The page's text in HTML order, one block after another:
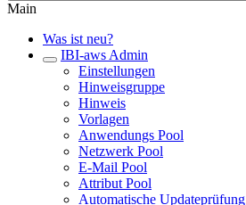
Main
Was ist neu?
IBI-aws Admin
Einstellungen
Hinweisgruppe
Hinweis
Vorlagen
Anwendungs Pool
Netzwerk Pool
E-Mail Pool
Attribut Pool
Automatische Updateprüfung